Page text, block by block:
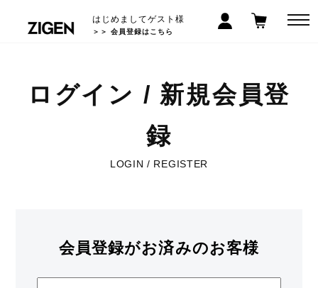
はじめましてゲスト様
＞＞ 会員登録はこちら
ログイン / 新規会員登
録
LOGIN / REGISTER
会員登録がお済みのお客様